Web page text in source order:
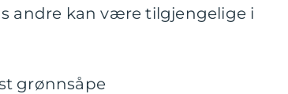
andre kan være tilgjengelige i
grønnsåpe